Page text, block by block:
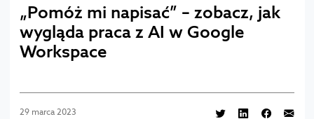
„Pomóż mi napisać” – zobacz, jak
wygląda praca z AI w Google
Workspace
29 marca 2023